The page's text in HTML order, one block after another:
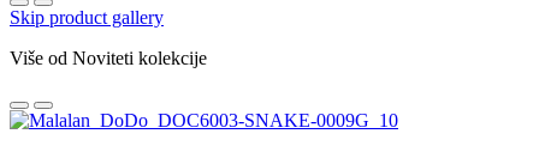
Skip product gallery
Više od Noviteti kolekcije